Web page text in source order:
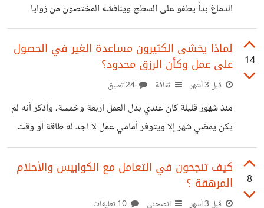
والترميم أهون من اختبار صورة
الدماغ بدأ يطفو على السطح وينافشه المختصون من زوايا
مختلفة ولكن ماذا عن التعب النفسي!! كل الاحصائيات تقول أن
التعب النفسي هو أكثر مرض منتشر، ويتصدر الاكتئاب قوائم
الاضطرابات، كذلك معدلات الانتحار في زيادة والسلوك والنمط
على يقين أن اغلب من سيعلق وربما الجميع يعاني من مشاكل
نفسية لها تأثير واضح وملموس عليه وبالرغم من ذلك نحن لا
14
لماذا يخشى الكثيرون مساعدة الغير في الحصول
على عمل وكأن الرزق محدود؟
قبل 3 أشهر ثقافة
منذ شهور قليلة كان عندي بدل العمل أربعة وخمسة، وأذكر أنه لم
يكن يمضي شهر إلا ويتوفر أمامي عمل لا اجد له طاقة أو وقت
فأتركه لأحد أو أرشح له أحد. لكن الأسابيع الماضية كنت أنا من
يبحث لا من يوزع، أعلم تماماً أن الله هو مقسم الأرزاق وموزعها،
وعندما كنت اعطي أحد عمل فأنا وسيط فقط ولست موزع رزق
بالطبع، ولكن لم يحدث هذا معي. للأسف بعض عقود العمل كانت
8
كيف تنجحون في التعامل مع الكوابيس والأحلام
المرهقة ؟
قبل 3 أشهر انصحني